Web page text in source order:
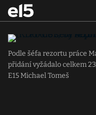
Podle šéfa rezortu práce
přidání vyžádalo celkem
E15 Michael Tomeš